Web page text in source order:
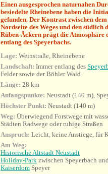
Einen ausgesprochen naturnahen
besiedelte Rheinebene haben die
gefunden. Der Kontrast zwischen
Nordseite des Weges und den
Rüben-Äckern prägt die Atmosphäre
entlang des Speyerbachs.
Lage: Weinstraße, Rheinebene
Landschaft: Immerentlang des
Felder sowie der Böhler Wald
Länge: 28 km
Anfangspunkte: Neustadt (140 m),
Höchster Punkt: Neustadt (140 m)
Weg: Überwiegend Forstwege mit
Städten Radwege oder ruhige Straßen
Anspruch: Leicht, keine Anstiege, für
Am Weg:
Historische Altstadt Neustadt
Holiday-Park zwischen Speyerbach
Kaiserdom Speyer